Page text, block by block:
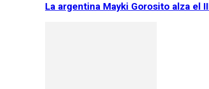
La argentina Mayki Gorosito alza el